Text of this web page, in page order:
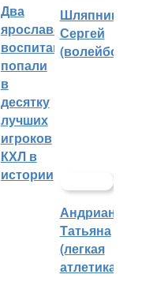
Два
ярославских
воспитанника
попали
в
десятку
лучших
игроков
КХЛ в
истории
Шляпников
Сергей
(волейбол)
Андрианова
Татьяна
(легкая
атлетика)